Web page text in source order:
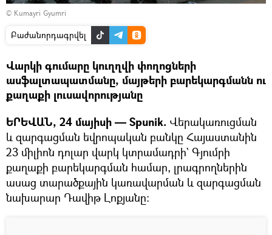
© Kumayri Gyumri
Բաժանորդագրվել
Վարկի գումարը կուղղվի փողոցների
ասֆալտապատմանը, մայթերի բարեկարգմանն ու
քաղաքի լուսավորությանը
ԵՐԵՎԱՆ, 24 մայիսի — Spunik. Վերակառուցման
և զարգացման եվրոպական բանկը Հայաստանին
23 միլիոն դոլար վարկ կտրամադրի` Գյումրի
քաղաքի բարեկարգման համար, լրագրողներին
ասաց տարածքային կառավարման և զարգացման
նախարար Դավիթ Լոքյանը։